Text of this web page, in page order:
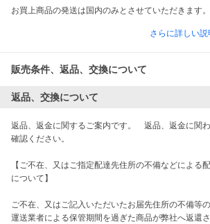
お買上商品の発送は国内のみとさせていただきます。
さらに詳しい説
販売条件、返品、交換について
返品、交換について
返品、返金に関するご案内です。　返品、返金に関
確認ください。
【ご不在、又はご指定配達先住所の不備などによる
について】
ご不在、又はご記入いただいたお届先住所の不備等
運送業者による保管期間を過ぎた商品が弊社へ返還